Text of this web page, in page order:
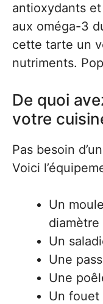
antioxydants
aux oméga-3
cette tarte un
nutriments.
De quoi
votre
Pas besoin
Voici
Un
diamètre
Un
Une
Une
Un fouet